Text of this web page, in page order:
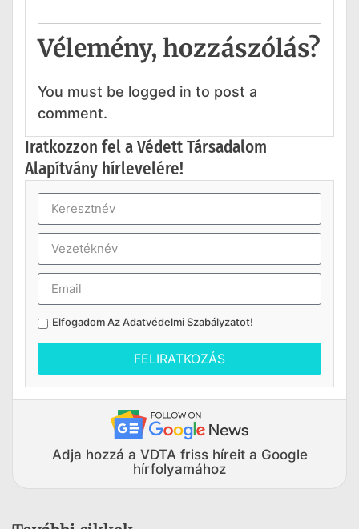
Vélemény, hozzászólás?
You must be logged in to post a
comment.
Iratkozzon fel a Védett Társadalom
Alapítvány hírlevelére!
Elfogadom AzAdatvédelmi Szabályzatot!
FELIRATKOZÁS
Adja hozzá a VDTA friss híreit a Google
hírfolyamához